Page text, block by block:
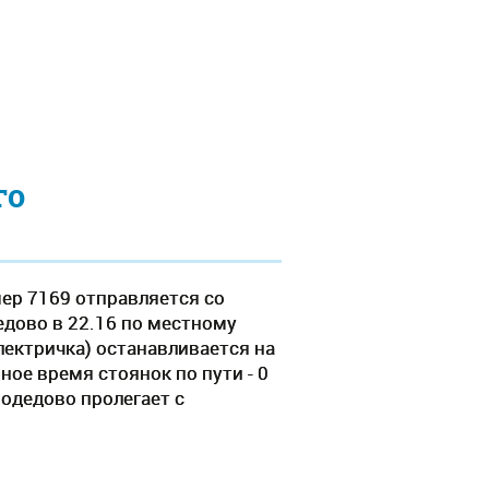
7169 отправляется со
в 22.16 по местному
останавливается на
время стоянок по пути - 0
пролегает c